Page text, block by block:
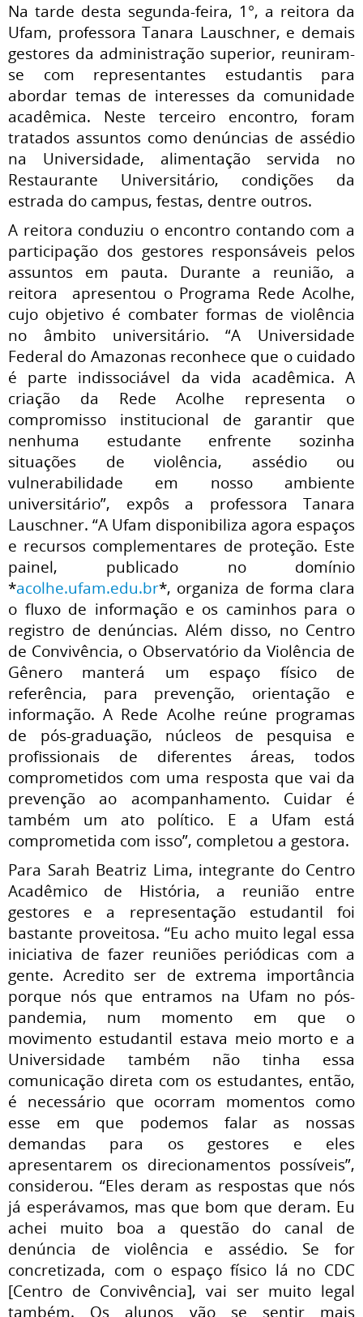
Na tarde desta segunda-feira, 1°, a reitora da
Ufam, professora Tanara Lauschner, e demais
gestores da administração superior, reuniram-
se com representantes estudantis para
abordar temas de interesses da comunidade
acadêmica. Neste terceiro encontro, foram
tratados assuntos como denúncias de assédio
na Universidade, alimentação servida no
Restaurante Universitário, condições da
estrada do campus, festas, dentre outros.
A reitora conduziu o encontro contando com a
participação dos gestores responsáveis pelos
assuntos em pauta. Durante a reunião, a
reitora apresentou o Programa Rede Acolhe,
cujo objetivo é combater formas de violência
no âmbito universitário. “A Universidade
Federal do Amazonas reconhece que o cuidado
é parte indissociável da vida acadêmica. A
criação da Rede Acolhe representa o
compromisso institucional de garantir que
nenhuma estudante enfrente sozinha
situações de violência, assédio ou
vulnerabilidade em nosso ambiente
universitário”, expôs a professora Tanara
Lauschner. “A Ufam disponibiliza agora espaços
e recursos complementares de proteção. Este
painel, publicado no domínio
*acolhe.ufam.edu.br*, organiza de forma clara
o fluxo de informação e os caminhos para o
registro de denúncias. Além disso, no Centro
de Convivência, o Observatório da Violência de
Gênero manterá um espaço físico de
referência, para prevenção, orientação e
informação. A Rede Acolhe reúne programas
de pós-graduação, núcleos de pesquisa e
profissionais de diferentes áreas, todos
comprometidos com uma resposta que vai da
prevenção ao acompanhamento. Cuidar é
também um ato político. E a Ufam está
comprometida com isso”, completou a gestora.
Para Sarah Beatriz Lima, integrante do Centro
Acadêmico de História, a reunião entre
gestores e a representação estudantil foi
bastante proveitosa. “Eu acho muito legal essa
iniciativa de fazer reuniões periódicas com a
gente. Acredito ser de extrema importância
porque nós que entramos na Ufam no pós-
pandemia, num momento em que o
movimento estudantil estava meio morto e a
Universidade também não tinha essa
comunicação direta com os estudantes, então,
é necessário que ocorram momentos como
esse em que podemos falar as nossas
demandas para os gestores e eles
apresentarem os direcionamentos possíveis”,
considerou. “Eles deram as respostas que nós
já esperávamos, mas que bom que deram. Eu
achei muito boa a questão do canal de
denúncia de violência e assédio. Se for
concretizada, com o espaço físico lá no CDC
[Centro de Convivência], vai ser muito legal
também. Os alunos vão se sentir mais